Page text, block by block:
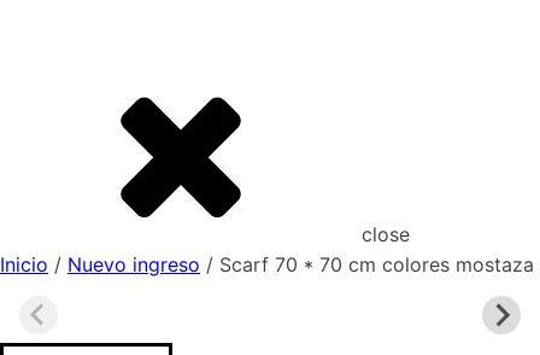
close
Inicio / Nuevo ingreso / Scarf 70 * 70 cm colores mostaza